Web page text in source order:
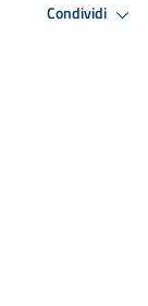
Condividi